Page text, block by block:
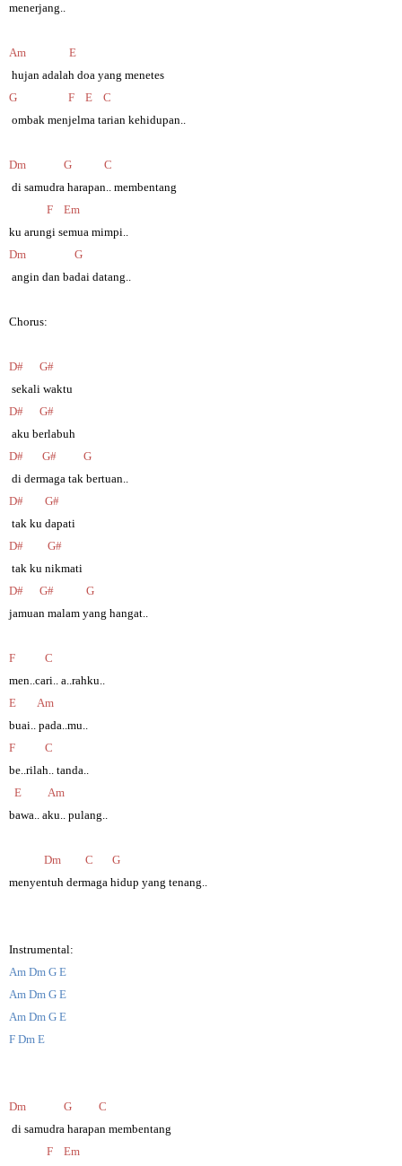
menerjang..
Am E
hujan adalah doa yang menetes
G F E C
ombak menjelma tarian kehidupan..
Dm G C
di samudra harapan.. membentang
F Em
ku arungi semua mimpi..
Dm G
angin dan badai datang..
Chorus:
D# G#
sekali waktu
D# G#
aku berlabuh
D# G# G
di dermaga tak bertuan..
D# G#
tak ku dapati
D# G#
tak ku nikmati
D# G# G
jamuan malam yang hangat..
F C
men..cari.. a..rahku..
E Am
buai.. pada..mu..
F C
be..rilah.. tanda..
E Am
bawa.. aku.. pulang..
Dm C G
menyentuh dermaga hidup yang tenang..
Instrumental:
Am Dm G E
Am Dm G E
Am Dm G E
F Dm E
Dm G C
di samudra harapan membentang
F Em